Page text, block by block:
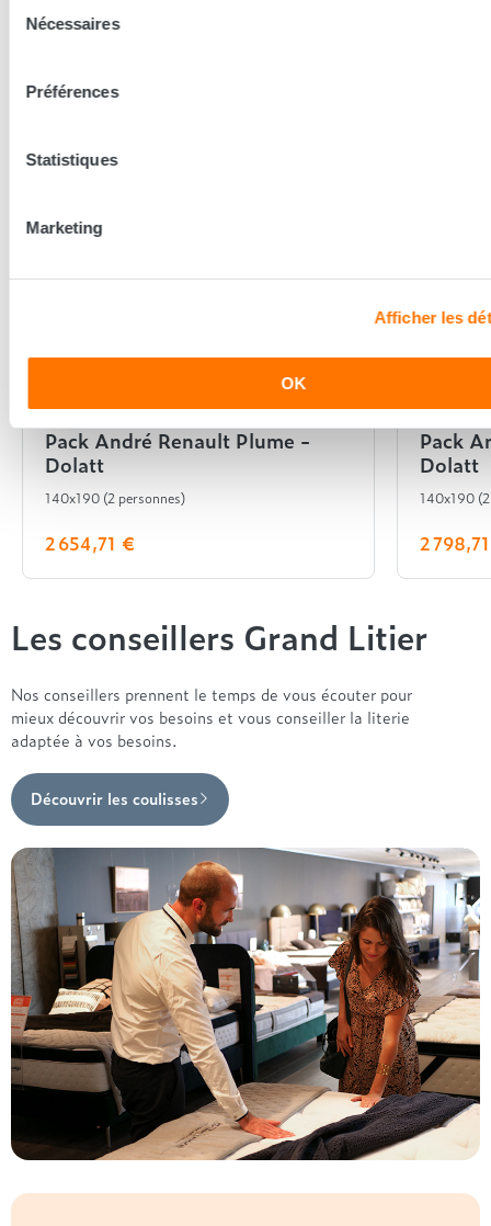
Nécessaires
Préférences
Statistiques
Marketing
Afficher les
OK
Andre Renault
Pack André Renault Plume -
Dolatt
140x190 (2 personnes)
2 654,71 €
Andre
Pack
Dolatt
140x190
2
Les conseillers Grand Litier
Nos conseillers prennent le temps de vous écouter pour
mieux découvrir vos besoins et vous conseiller la literie
adaptée à vos besoins.
Découvrir les coulisses